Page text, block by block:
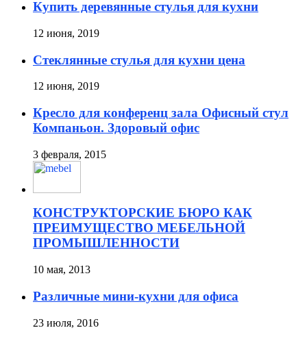
Купить деревянные стулья для кухни
12 июня, 2019
Стеклянные стулья для кухни цена
12 июня, 2019
Кресло для конференц зала Офисный стул
Компаньон. Здоровый офис
3 февраля, 2015
КОНСТРУКТОРСКИЕ БЮРО КАК
ПРЕИМУЩЕСТВО МЕБЕЛЬНОЙ
ПРОМЫШЛЕННОСТИ
10 мая, 2013
Различные мини-кухни для офиса
23 июля, 2016